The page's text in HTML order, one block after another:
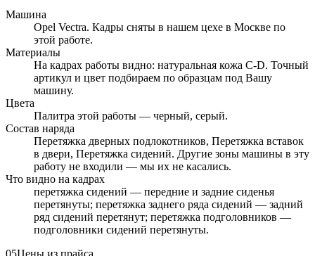
Машина
Opel Vectra. Кадры сняты в нашем цехе в Москве по
этой работе.
Материалы
На кадрах работы видно: натуральная кожа C-D. Точный
артикул и цвет подбираем по образцам под Вашу
машину.
Цвета
Палитра этой работы — черный, серый.
Состав наряда
Перетяжка дверных подлокотников, Перетяжка вставок
в двери, Перетяжка сидений. Другие зоны машины в эту
работу не входили — мы их не касались.
Что видно на кадрах
перетяжка сидений — передние и задние сиденья
перетянуты; перетяжка заднего ряда сидений — задний
ряд сидений перетянут; перетяжка подголовников —
подголовники сидений перетянуты.
05Цены из прайса